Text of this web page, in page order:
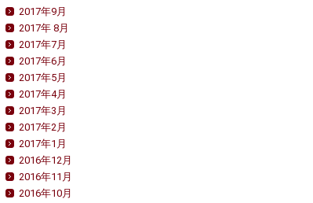
2017年9月
2017年 8月
2017年7月
2017年6月
2017年5月
2017年4月
2017年3月
2017年2月
2017年1月
2016年12月
2016年11月
2016年10月